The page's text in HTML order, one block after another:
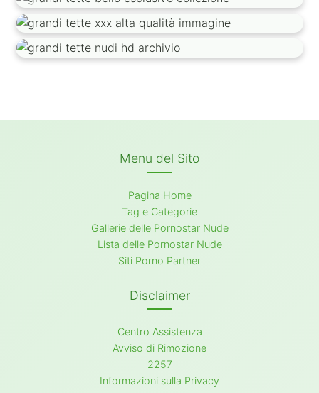
Menu del Sito
Pagina Home
Tag e Categorie
Gallerie delle Pornostar Nude
Lista delle Pornostar Nude
Siti Porno Partner
Disclaimer
Centro Assistenza
Avviso di Rimozione
2257
Informazioni sulla Privacy